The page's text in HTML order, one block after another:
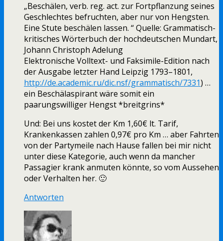
„Beschälen, verb. reg. act. zur Fortpflanzung seines
Geschlechtes befruchten, aber nur von Hengsten.
Eine Stute beschälen lassen. “ Quelle: Grammatisch-
kritisches Wörterbuch der hochdeutschen Mundart,
Johann Christoph Adelung
Elektronische Volltext- und Faksimile-Edition nach
der Ausgabe letzter Hand Leipzig 1793–1801,
http://de.academic.ru/dic.nsf/grammatisch/7331) …
ein Beschälaspirant wäre somit ein
paarungswilliger Hengst *breitgrins*
Und: Bei uns kostet der Km 1,60€ lt. Tarif,
Krankenkassen zahlen 0,97€ pro Km … aber Fahrten
von der Partymeile nach Hause fallen bei mir nicht
unter diese Kategorie, auch wenn da mancher
Passagier krank anmuten könnte, so vom Aussehen
oder Verhalten her. 🙂
Antworten